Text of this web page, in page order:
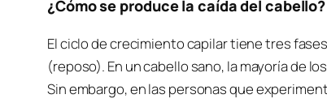
¿Cómo se produce la caída del cabello?
El ciclo de crecimiento capilar tiene tres
(reposo). En un cabello sano, la mayoría de
Sin embargo, en las personas que